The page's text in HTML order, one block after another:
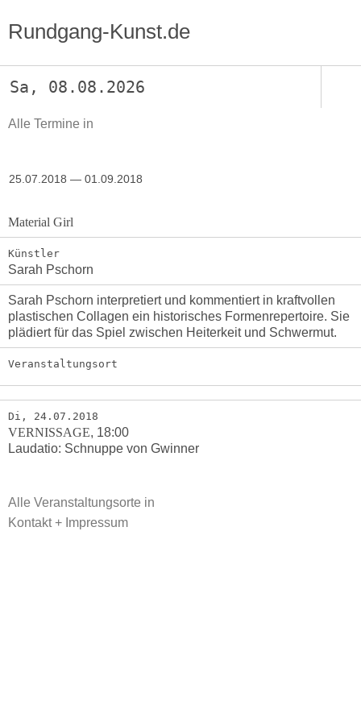
Rundgang-Kunst.de
Sa, 08.08.2026
Alle Termine in
25.07.2018 — 01.09.2018
Material Girl
Künstler
Sarah Pschorn
Sarah Pschorn interpretiert und kommentiert in kraftvollen
plastischen Collagen ein historisches Formenrepertoire. Sie
plädiert für das Spiel zwischen Heiterkeit und Schwermut.
Veranstaltungsort
Di, 24.07.2018
VERNISSAGE, 18:00
Laudatio: Schnuppe von Gwinner
Alle Veranstaltungsorte in
Kontakt + Impressum